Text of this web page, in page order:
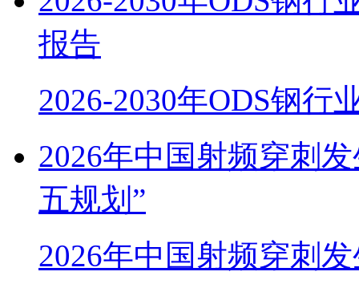
报告
2026-2030年ODS钢行
2026年中国射频穿刺
五规划”
2026年中国射频穿刺